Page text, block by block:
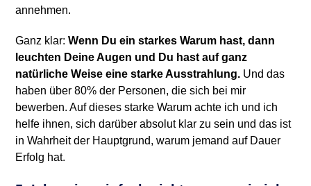
annehmen.
Ganz klar:Wenn Du ein starkes Warum hast, dann
leuchten Deine Augen und Du hast auf ganz
natürliche Weise eine starke Ausstrahlung. Und das
haben über 80% der Personen, die sich bei mir
bewerben. Auf dieses starke Warum achte ich und ich
helfe ihnen, sich darüber absolut klar zu sein und das ist
in Wahrheit der Hauptgrund, warum jemand auf Dauer
Erfolg hat.